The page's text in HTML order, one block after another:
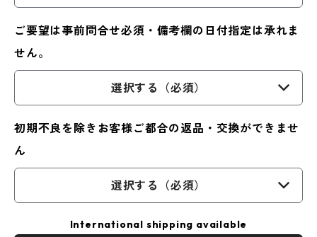
ご要望は事前問合せ必須・備考欄の日付指定は承れま
せん。
選択する（必須）
初期不良を除きお客様ご都合の返品・交換ができませ
ん
選択する（必須）
International shipping available